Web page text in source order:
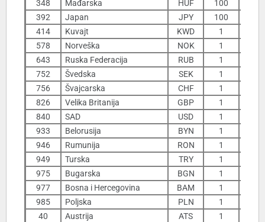
348
Mađarska HUF 100
392
Japan JPY 100
414
Kuvajt KWD 1
578
Norveška NOK 1
643
Ruska Federacija RUB 1
752
Švedska SEK 1
756
Švajcarska CHF 1
826
Velika Britanija GBP 1
840
SAD USD 1
933
Belorusija BYN 1
946
Rumunija RON 1
949
Turska TRY 1
975
Bugarska BGN 1
977
Bosna i Hercegovina BAM 1
985
Poljska PLN 1
40
Austrija ATS 1